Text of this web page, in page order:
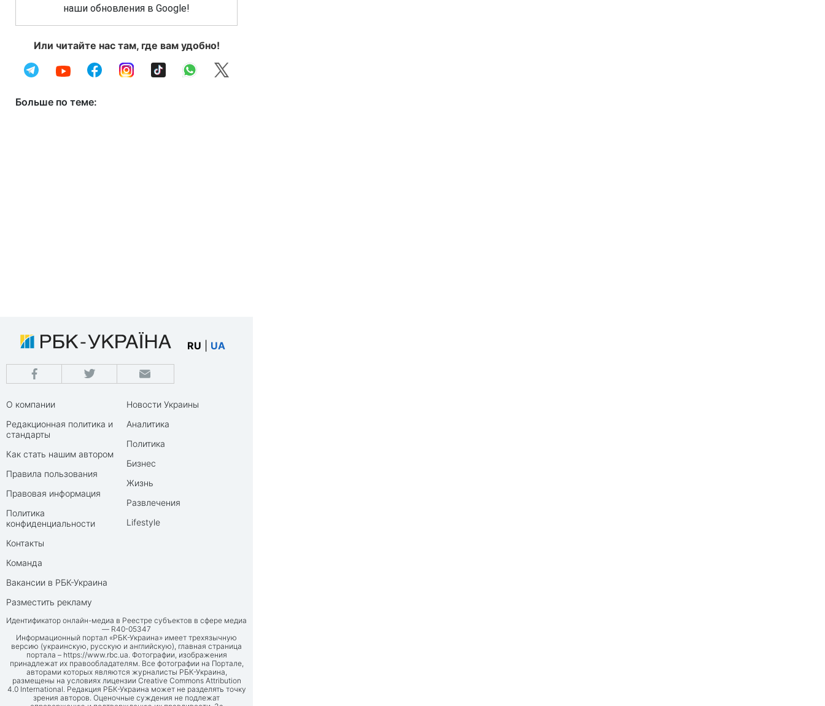
наши обновления в Google!
Или читайте нас там, где вам удобно!
Больше по теме:
RU UA
О компании
Редакционная политика и
стандарты
Как стать нашим автором
Правила пользования
Правовая информация
Политика
конфиденциальности
Контакты
Команда
Вакансии в РБК-Украина
Разместить рекламу
Новости Украины
Аналитика
Политика
Бизнес
Жизнь
Развлечения
Lifestyle
Идентификатор онлайн-медиа в Реестре субъектов в сфере медиа
— R40-05347
Информационный портал «РБК-Украина» имеет трехязычную
версию (украинскую, русскую и английскую), главная страница
портала – https://www.rbc.ua. Фотографии, изображения
принадлежат их правообладателям. Все фотографии на Портале,
авторами которых являются журналисты РБК-Украина,
размещены на условиях лицензии Creative Commons Attribution
4.0 International. Редакция РБК-Украина может не разделять точку
зрения авторов. Оценочные суждения не подлежат